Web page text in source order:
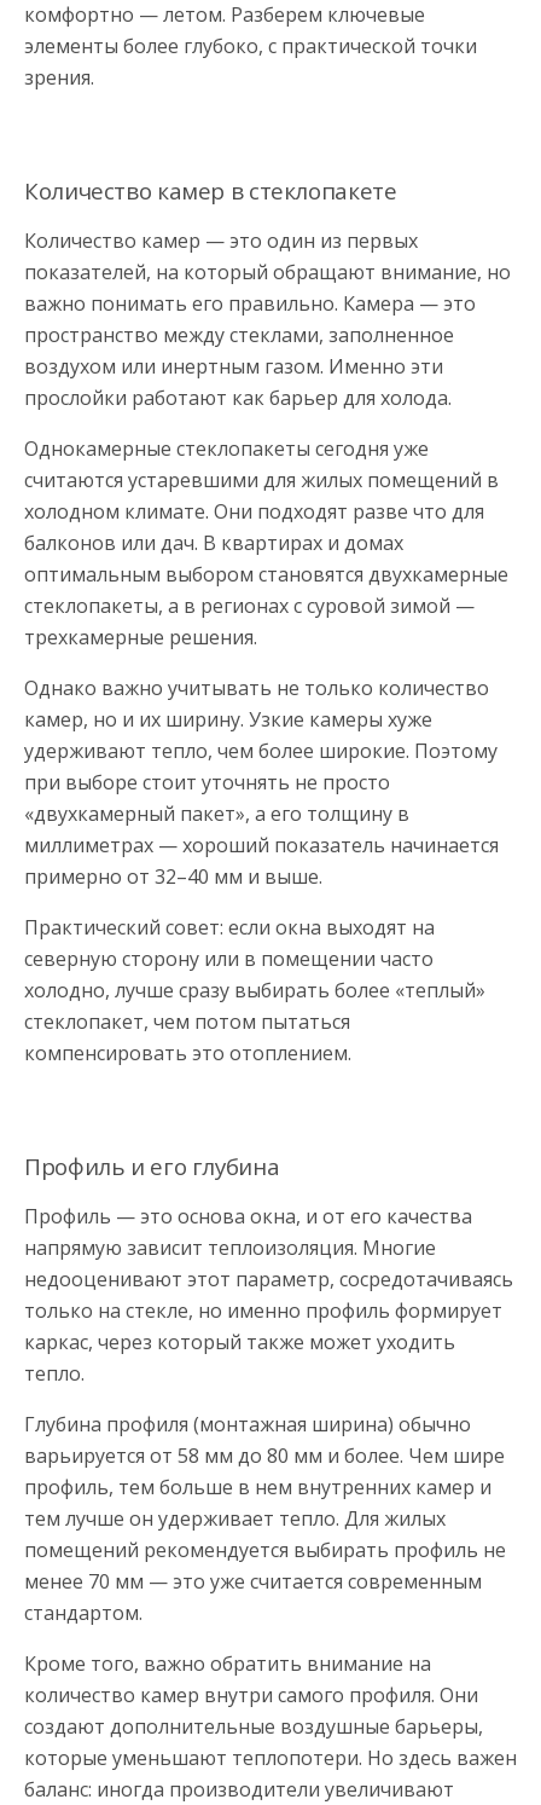
комфортно — летом. Разберем ключевые
элементы более глубоко, с практической точки
зрения.
Количество камер в стеклопакете
Количество камер — это один из первых
показателей, на который обращают внимание, но
важно понимать его правильно. Камера — это
пространство между стеклами, заполненное
воздухом или инертным газом. Именно эти
прослойки работают как барьер для холода.
Однокамерные стеклопакеты сегодня уже
считаются устаревшими для жилых помещений в
холодном климате. Они подходят разве что для
балконов или дач. В квартирах и домах
оптимальным выбором становятся двухкамерные
стеклопакеты, а в регионах с суровой зимой —
трехкамерные решения.
Однако важно учитывать не только количество
камер, но и их ширину. Узкие камеры хуже
удерживают тепло, чем более широкие. Поэтому
при выборе стоит уточнять не просто
«двухкамерный пакет», а его толщину в
миллиметрах — хороший показатель начинается
примерно от 32–40 мм и выше.
Практический совет: если окна выходят на
северную сторону или в помещении часто
холодно, лучше сразу выбирать более «теплый»
стеклопакет, чем потом пытаться
компенсировать это отоплением.
Профиль и его глубина
Профиль — это основа окна, и от его качества
напрямую зависит теплоизоляция. Многие
недооценивают этот параметр, сосредотачиваясь
только на стекле, но именно профиль формирует
каркас, через который также может уходить
тепло.
Глубина профиля (монтажная ширина) обычно
варьируется от 58 мм до 80 мм и более. Чем шире
профиль, тем больше в нем внутренних камер и
тем лучше он удерживает тепло. Для жилых
помещений рекомендуется выбирать профиль не
менее 70 мм — это уже считается современным
стандартом.
Кроме того, важно обратить внимание на
количество камер внутри самого профиля. Они
создают дополнительные воздушные барьеры,
которые уменьшают теплопотери. Но здесь важен
баланс: иногда производители увеличивают